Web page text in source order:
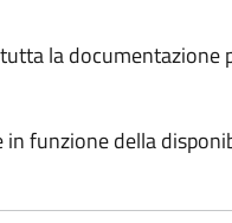
la documentazione
funzione della